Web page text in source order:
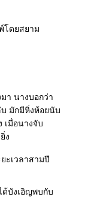
โดยสยาม
า นางบอกว่า
มักมีหิ่งห้อยนับ
มื่อนางจับ
ง
ะเวลาสามปี
ด้บังเอิญพบกับ